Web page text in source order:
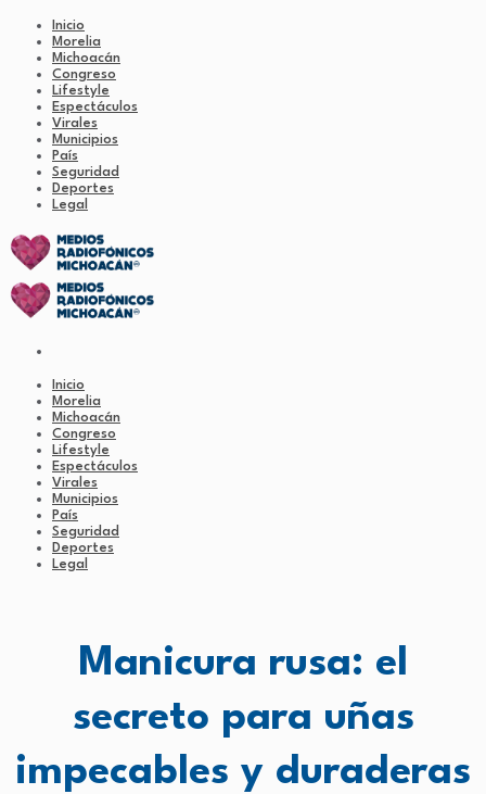
Inicio
Morelia
Michoacán
Congreso
Lifestyle
Espectáculos
Virales
Municipios
País
Seguridad
Deportes
Legal
Inicio
Morelia
Michoacán
Congreso
Lifestyle
Espectáculos
Virales
Municipios
País
Seguridad
Deportes
Legal
Manicura rusa: el
secreto para uñas
impecables y duraderas